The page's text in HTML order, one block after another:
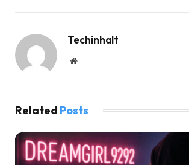
Techinhalt
Website
Related Posts